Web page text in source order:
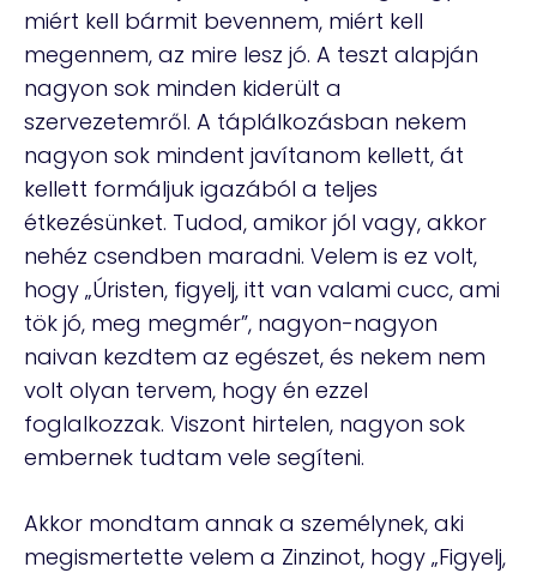
miért kell bármit bevennem, miért kell
megennem, az mire lesz jó. A teszt alapján
nagyon sok minden kiderült a
szervezetemről. A táplálkozásban nekem
nagyon sok mindent javítanom kellett, át
kellett formáljuk igazából a teljes
étkezésünket. Tudod, amikor jól vagy, akkor
nehéz csendben maradni. Velem is ez volt,
hogy „Úristen, figyelj, itt van valami cucc, ami
tök jó, meg megmér”, nagyon-nagyon
naivan kezdtem az egészet, és nekem nem
volt olyan tervem, hogy én ezzel
foglalkozzak. Viszont hirtelen, nagyon sok
embernek tudtam vele segíteni.
Akkor mondtam annak a személynek, aki
megismertette velem a Zinzinot, hogy „Figyelj,